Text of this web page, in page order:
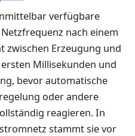
verfügbare
nach einem
zwischen Erzeugung und
Millisekunden und
bevor automatische
oder andere
reagieren. In
stammt sie vor